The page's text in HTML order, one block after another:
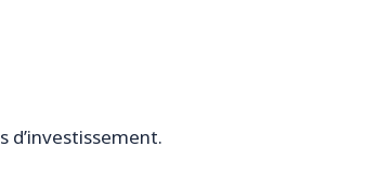
d’investissement.